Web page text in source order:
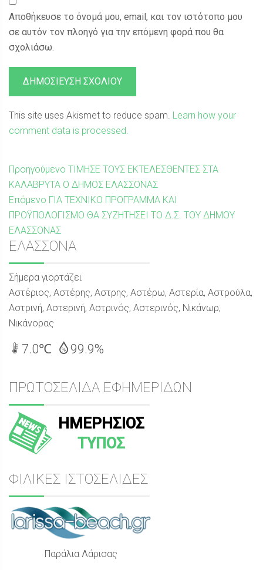
Αποθήκευσε το όνομά μου, email, και τον ιστότοπο μου
σε αυτόν τον πλοηγό για την επόμενη φορά που θα
σχολιάσω.
This site uses Akismet to reduce spam. Learn how your
comment data is processed.
Πλοήγηση
άρθρων
Προηγούμενο Προηγούμενη
δημοσίευση:
ΤΙΜΗΣΕ ΤΟΥΣ ΕΚΤΕΛΕΣΘΕΝΤΕΣ ΣΤΑ
ΚΑΛΑΒΡΥΤΑ Ο ΔΗΜΟΣ ΕΛΑΣΣΟΝΑΣ
Επόμενο Επόμενη
δημοσίευση:
ΓΙΑ ΤΕΧΝΙΚΟ ΠΡΟΓΡΑΜΜΑ ΚΑΙ
ΠΡΟΫΠΟΛΟΓΙΣΜΟ ΘΑ ΣΥΖΗΤΗΣΕΙ ΤΟ Δ.Σ. ΤΟΥ ΔΗΜΟΥ
ΕΛΑΣΣΟΝΑΣ
Sidebar
ΕΛΑΣΣΟΝΑ
Σήμερα γιορτάζει
Αστέριος, Αστέρης, Αστρης, Αστέρω, Αστερία, Αστρούλα,
Αστρινή, Αστερινή, Αστρινός, Αστερινός, Νικάνωρ,
Νικάνορας
7.0℃ 99.9%
ΠΡΩΤΟΣΕΛΙΔΑ ΕΦΗΜΕΡΙΔΩΝ
ΗΜΕΡΗΣΙΟΣ
ΤΥΠΟΣ
ΦΙΛΙΚΕΣ ΙΣΤΟΣΕΛΙΔΕΣ
Παράλια Λάρισας